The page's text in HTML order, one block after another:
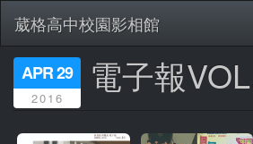
葳格高中校園影相館
電子報
APR 29
2016